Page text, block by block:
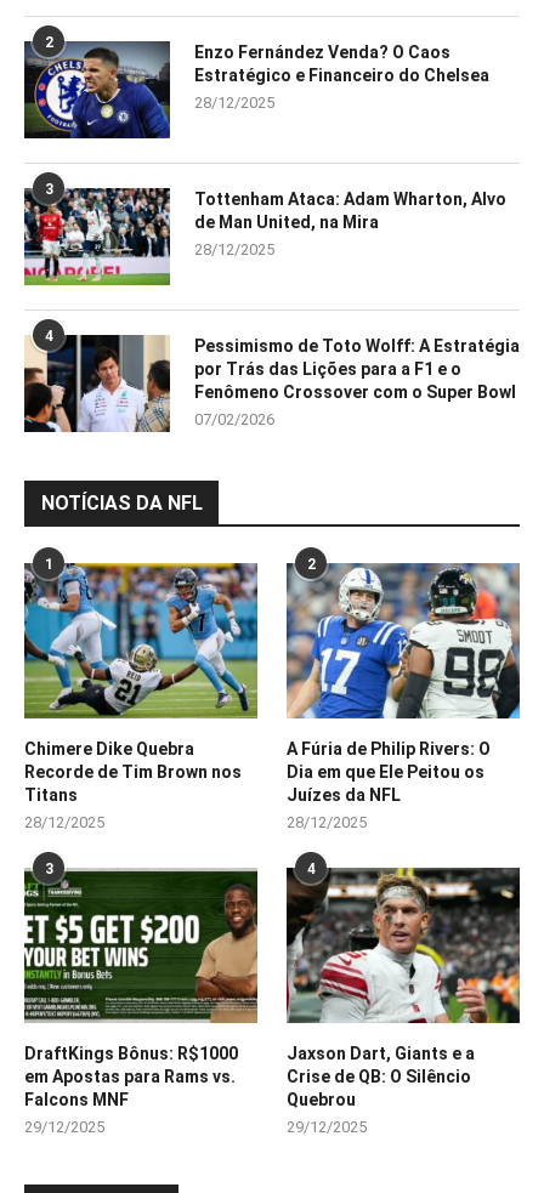
2
Enzo Fernández Venda? O Caos
Estratégico e Financeiro do Chelsea
28/12/2025
3
Tottenham Ataca: Adam Wharton, Alvo
de Man United, na Mira
28/12/2025
4
Pessimismo de Toto Wolff: A Estratégia
por Trás das Lições para a F1 e o
Fenômeno Crossover com o Super Bowl
07/02/2026
NOTÍCIAS DA NFL
1
Chimere Dike Quebra
Recorde de Tim Brown nos
Titans
28/12/2025
2
A Fúria de Philip Rivers: O
Dia em que Ele Peitou os
Juízes da NFL
28/12/2025
3
DraftKings Bônus: R$1000
em Apostas para Rams vs.
Falcons MNF
29/12/2025
4
Jaxson Dart, Giants e a
Crise de QB: O Silêncio
Quebrou
29/12/2025